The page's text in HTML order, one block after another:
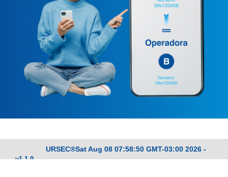
v1.1.0
URSEC®Sat Aug 08 07:58:50 GMT-03:00 2026 -